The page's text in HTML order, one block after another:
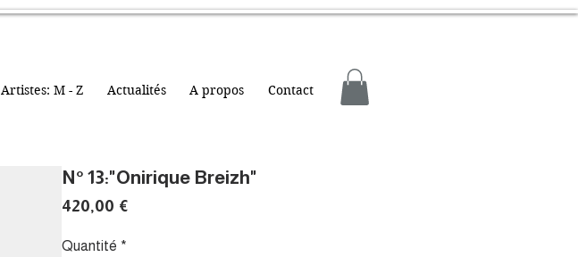
Artistes: M - Z Actualités A propos Contact
N° 13:"Onirique Breizh"
420,00 €
Quantité *